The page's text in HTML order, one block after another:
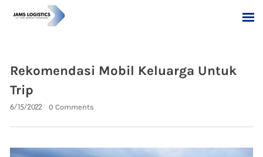
Rekomendasi Mobil Keluarga Untuk
Trip
6/15/2022 0 Comments